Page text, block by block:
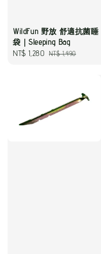
WildFun 野放 舒適抗菌睡
袋｜Sleeping Bag
Sale
NT$ 1,280 Regular
NT$ 1,490